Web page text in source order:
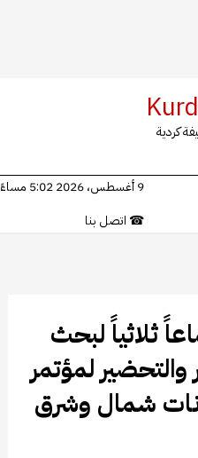
كردية
9 أغسطس، 2026 5:02 مساءً
☎ اتصل بنا
ثلاثياً لبحث
10 آذار والتحضير لمؤتمر
شمال وشرق